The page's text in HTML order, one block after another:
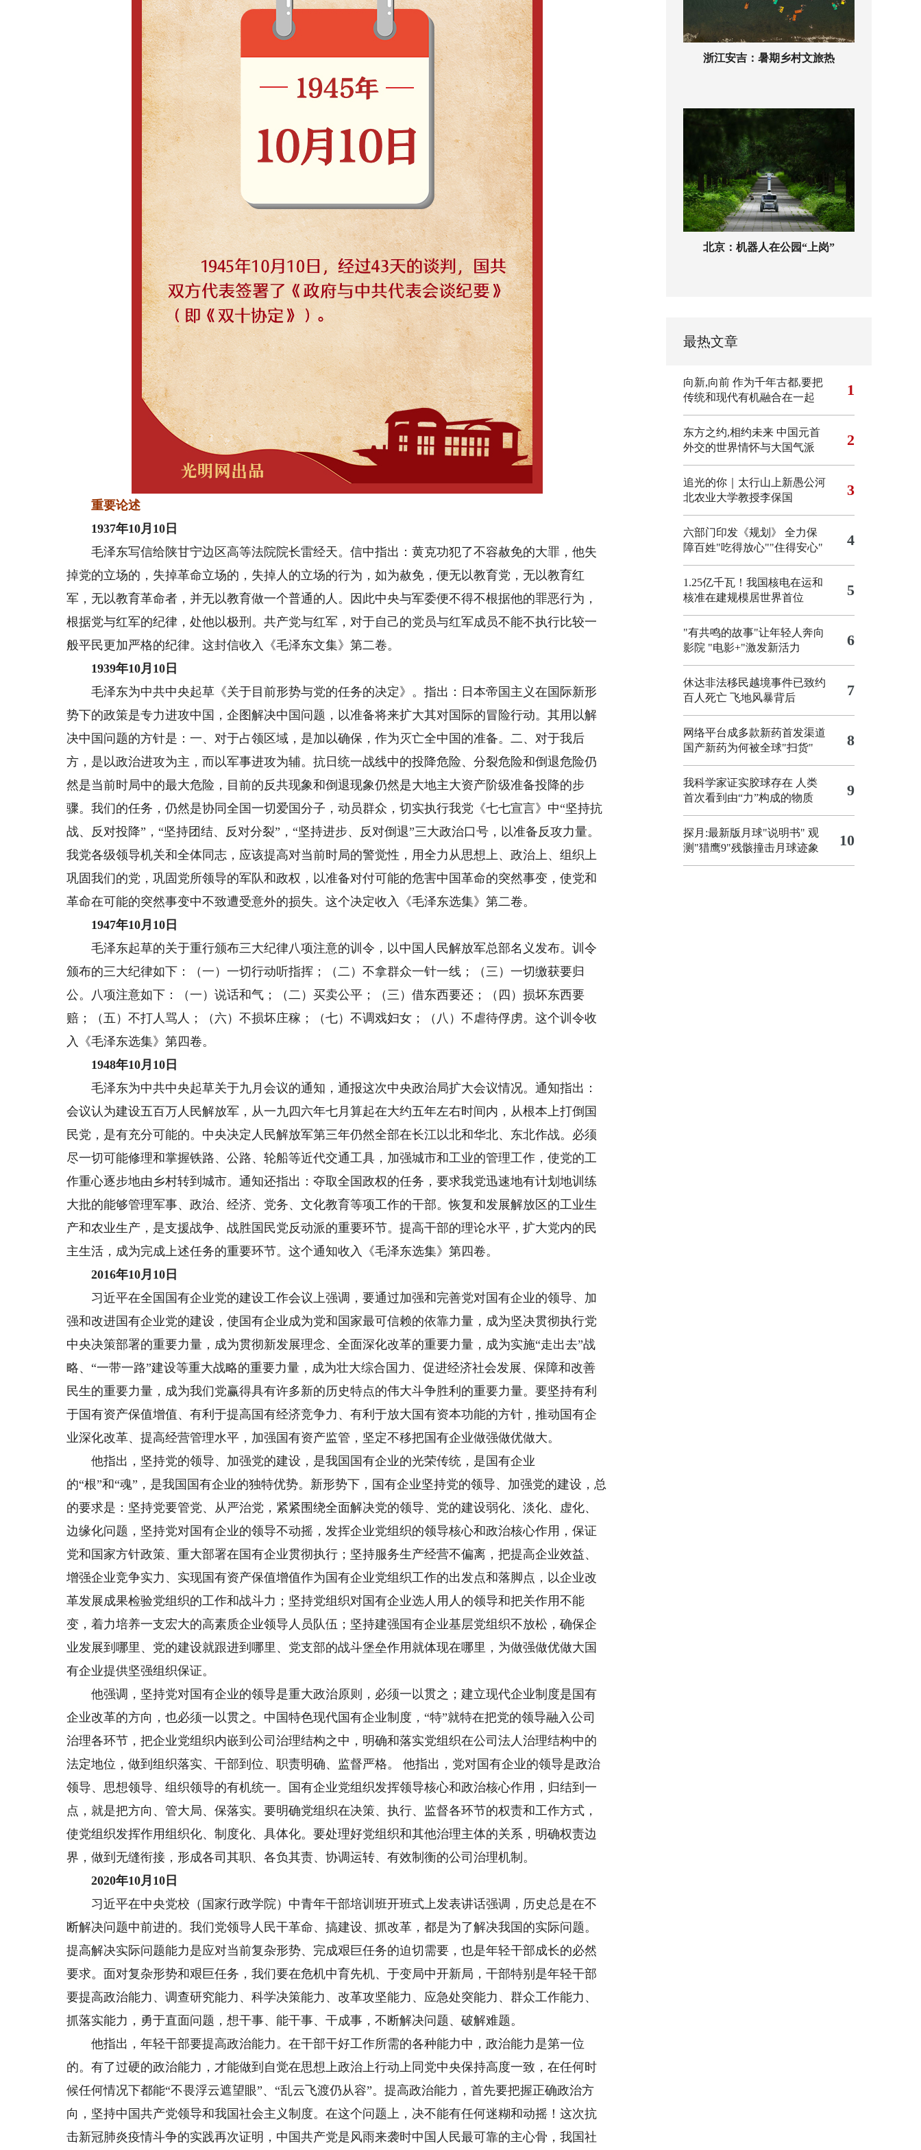
重要论述
1937年10月10日
毛泽东写信给陕甘宁边区高等法院院长雷经天。信中指出：黄克功犯了不容赦免的大罪，他失
掉党的立场的，失掉革命立场的，失掉人的立场的行为，如为赦免，便无以教育党，无以教育红
军，无以教育革命者，并无以教育做一个普通的人。因此中央与军委便不得不根据他的罪恶行为，
根据党与红军的纪律，处他以极刑。共产党与红军，对于自己的党员与红军成员不能不执行比较一
般平民更加严格的纪律。这封信收入《毛泽东文集》第二卷。
1939年10月10日
毛泽东为中共中央起草《关于目前形势与党的任务的决定》。指出：日本帝国主义在国际新形
势下的政策是专力进攻中国，企图解决中国问题，以准备将来扩大其对国际的冒险行动。其用以解
决中国问题的方针是：一、对于占领区域，是加以确保，作为灭亡全中国的准备。二、对于我后
方，是以政治进攻为主，而以军事进攻为辅。抗日统一战线中的投降危险、分裂危险和倒退危险仍
然是当前时局中的最大危险，目前的反共现象和倒退现象仍然是大地主大资产阶级准备投降的步
骤。我们的任务，仍然是协同全国一切爱国分子，动员群众，切实执行我党《七七宣言》中“坚持抗
战、反对投降”，“坚持团结、反对分裂”，“坚持进步、反对倒退”三大政治口号，以准备反攻力量。
我党各级领导机关和全体同志，应该提高对当前时局的警觉性，用全力从思想上、政治上、组织上
巩固我们的党，巩固党所领导的军队和政权，以准备对付可能的危害中国革命的突然事变，使党和
革命在可能的突然事变中不致遭受意外的损失。这个决定收入《毛泽东选集》第二卷。
1947年10月10日
毛泽东起草的关于重行颁布三大纪律八项注意的训令，以中国人民解放军总部名义发布。训令
颁布的三大纪律如下：（一）一切行动听指挥；（二）不拿群众一针一线；（三）一切缴获要归
公。八项注意如下：（一）说话和气；（二）买卖公平；（三）借东西要还；（四）损坏东西要
赔；（五）不打人骂人；（六）不损坏庄稼；（七）不调戏妇女；（八）不虐待俘虏。这个训令收
入《毛泽东选集》第四卷。
1948年10月10日
毛泽东为中共中央起草关于九月会议的通知，通报这次中央政治局扩大会议情况。通知指出：
会议认为建设五百万人民解放军，从一九四六年七月算起在大约五年左右时间内，从根本上打倒国
民党，是有充分可能的。中央决定人民解放军第三年仍然全部在长江以北和华北、东北作战。必须
尽一切可能修理和掌握铁路、公路、轮船等近代交通工具，加强城市和工业的管理工作，使党的工
作重心逐步地由乡村转到城市。通知还指出：夺取全国政权的任务，要求我党迅速地有计划地训练
大批的能够管理军事、政治、经济、党务、文化教育等项工作的干部。恢复和发展解放区的工业生
产和农业生产，是支援战争、战胜国民党反动派的重要环节。提高干部的理论水平，扩大党内的民
主生活，成为完成上述任务的重要环节。这个通知收入《毛泽东选集》第四卷。
2016年10月10日
习近平在全国国有企业党的建设工作会议上强调，要通过加强和完善党对国有企业的领导、加
强和改进国有企业党的建设，使国有企业成为党和国家最可信赖的依靠力量，成为坚决贯彻执行党
中央决策部署的重要力量，成为贯彻新发展理念、全面深化改革的重要力量，成为实施“走出去”战
略、“一带一路”建设等重大战略的重要力量，成为壮大综合国力、促进经济社会发展、保障和改善
民生的重要力量，成为我们党赢得具有许多新的历史特点的伟大斗争胜利的重要力量。要坚持有利
于国有资产保值增值、有利于提高国有经济竞争力、有利于放大国有资本功能的方针，推动国有企
业深化改革、提高经营管理水平，加强国有资产监管，坚定不移把国有企业做强做优做大。
他指出，坚持党的领导、加强党的建设，是我国国有企业的光荣传统，是国有企业
的“根”和“魂”，是我国国有企业的独特优势。新形势下，国有企业坚持党的领导、加强党的建设，总
的要求是：坚持党要管党、从严治党，紧紧围绕全面解决党的领导、党的建设弱化、淡化、虚化、
边缘化问题，坚持党对国有企业的领导不动摇，发挥企业党组织的领导核心和政治核心作用，保证
党和国家方针政策、重大部署在国有企业贯彻执行；坚持服务生产经营不偏离，把提高企业效益、
增强企业竞争实力、实现国有资产保值增值作为国有企业党组织工作的出发点和落脚点，以企业改
革发展成果检验党组织的工作和战斗力；坚持党组织对国有企业选人用人的领导和把关作用不能
变，着力培养一支宏大的高素质企业领导人员队伍；坚持建强国有企业基层党组织不放松，确保企
业发展到哪里、党的建设就跟进到哪里、党支部的战斗堡垒作用就体现在哪里，为做强做优做大国
有企业提供坚强组织保证。
他强调，坚持党对国有企业的领导是重大政治原则，必须一以贯之；建立现代企业制度是国有
企业改革的方向，也必须一以贯之。中国特色现代国有企业制度，“特”就特在把党的领导融入公司
治理各环节，把企业党组织内嵌到公司治理结构之中，明确和落实党组织在公司法人治理结构中的
法定地位，做到组织落实、干部到位、职责明确、监督严格。 他指出，党对国有企业的领导是政治
领导、思想领导、组织领导的有机统一。国有企业党组织发挥领导核心和政治核心作用，归结到一
点，就是把方向、管大局、保落实。要明确党组织在决策、执行、监督各环节的权责和工作方式，
使党组织发挥作用组织化、制度化、具体化。要处理好党组织和其他治理主体的关系，明确权责边
界，做到无缝衔接，形成各司其职、各负其责、协调运转、有效制衡的公司治理机制。
2020年10月10日
习近平在中央党校（国家行政学院）中青年干部培训班开班式上发表讲话强调，历史总是在不
断解决问题中前进的。我们党领导人民干革命、搞建设、抓改革，都是为了解决我国的实际问题。
提高解决实际问题能力是应对当前复杂形势、完成艰巨任务的迫切需要，也是年轻干部成长的必然
要求。面对复杂形势和艰巨任务，我们要在危机中育先机、于变局中开新局，干部特别是年轻干部
要提高政治能力、调查研究能力、科学决策能力、改革攻坚能力、应急处突能力、群众工作能力、
抓落实能力，勇于直面问题，想干事、能干事、干成事，不断解决问题、破解难题。
他指出，年轻干部要提高政治能力。在干部干好工作所需的各种能力中，政治能力是第一位
的。有了过硬的政治能力，才能做到自觉在思想上政治上行动上同党中央保持高度一致，在任何时
候任何情况下都能“不畏浮云遮望眼”、“乱云飞渡仍从容”。提高政治能力，首先要把握正确政治方
向，坚持中国共产党领导和我国社会主义制度。在这个问题上，决不能有任何迷糊和动摇！这次抗
击新冠肺炎疫情斗争的实践再次证明，中国共产党是风雨来袭时中国人民最可靠的主心骨，我国社
浙江安吉：暑期乡村文旅热
北京：机器人在公园“上岗”
最热文章
向新,向前 作为千年古都,要把
传统和现代有机融合在一起
1
东方之约,相约未来 中国元首
外交的世界情怀与大国气派
2
追光的你｜太行山上新愚公河
北农业大学教授李保国
3
六部门印发《规划》 全力保
障百姓"吃得放心""住得安心"
4
1.25亿千瓦！我国核电在运和
核准在建规模居世界首位
5
"有共鸣的故事"让年轻人奔向
影院 "电影+"激发新活力 6
休达非法移民越境事件已致约
百人死亡 飞地风暴背后 7
网络平台成多款新药首发渠道
国产新药为何被全球"扫货"
8
我科学家证实胶球存在 人类
首次看到由“力”构成的物质
9
探月:最新版月球"说明书" 观
测"猎鹰9"残骸撞击月球迹象
10